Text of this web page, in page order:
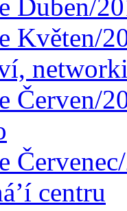
Duben/
Květen/
Červen/
centru